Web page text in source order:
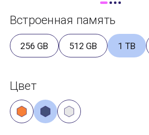
Встроенная память
256 GB 512 GB 1 TB
Цвет